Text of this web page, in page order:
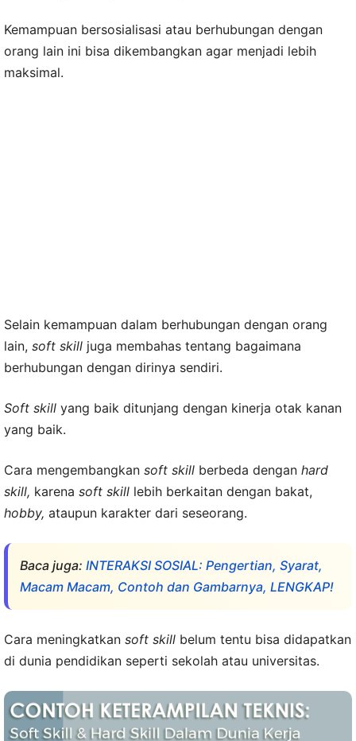
Kemampuan bersosialisasi atau berhubungan dengan
orang lain ini bisa dikembangkan agar menjadi lebih
maksimal.
Selain kemampuan dalam berhubungan dengan orang
lain, soft skill juga membahas tentang bagaimana
berhubungan dengan dirinya sendiri.
Soft skill yang baik ditunjang dengan kinerja otak kanan
yang baik.
Cara mengembangkan soft skill berbeda dengan hard
skill, karena soft skill lebih berkaitan dengan bakat,
hobby, ataupun karakter dari seseorang.
Baca juga: INTERAKSI SOSIAL: Pengertian, Syarat,
Macam Macam, Contoh dan Gambarnya, LENGKAP!
Cara meningkatkan soft skill belum tentu bisa didapatkan
di dunia pendidikan seperti sekolah atau universitas.